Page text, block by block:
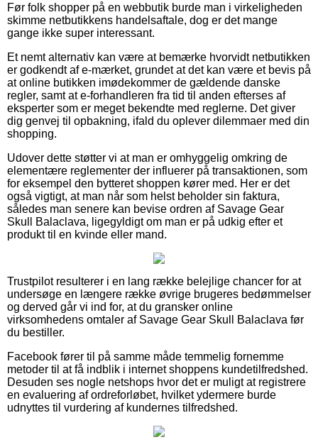
Før folk shopper på en webbutik burde man i virkeligheden
skimme netbutikkens handelsaftale, dog er det mange
gange ikke super interessant.
Et nemt alternativ kan være at bemærke hvorvidt netbutikken
er godkendt af e-mærket, grundet at det kan være et bevis på
at online butikken imødekommer de gældende danske
regler, samt at e-forhandleren fra tid til anden efterses af
eksperter som er meget bekendte med reglerne. Det giver
dig genvej til opbakning, ifald du oplever dilemmaer med din
shopping.
Udover dette støtter vi at man er omhyggelig omkring de
elementære reglementer der influerer på transaktionen, som
for eksempel den bytteret shoppen kører med. Her er det
også vigtigt, at man når som helst beholder sin faktura,
således man senere kan bevise ordren af Savage Gear
Skull Balaclava, ligegyldigt om man er på udkig efter et
produkt til en kvinde eller mand.
Trustpilot resulterer i en lang række belejlige chancer for at
undersøge en længere række øvrige brugeres bedømmelser
og derved går vi ind for, at du gransker online
virksomhedens omtaler af Savage Gear Skull Balaclava før
du bestiller.
Facebook fører til på samme måde temmelig fornemme
metoder til at få indblik i internet shoppens kundetilfredshed.
Desuden ses nogle netshops hvor det er muligt at registrere
en evaluering af ordreforløbet, hvilket ydermere burde
udnyttes til vurdering af kundernes tilfredshed.